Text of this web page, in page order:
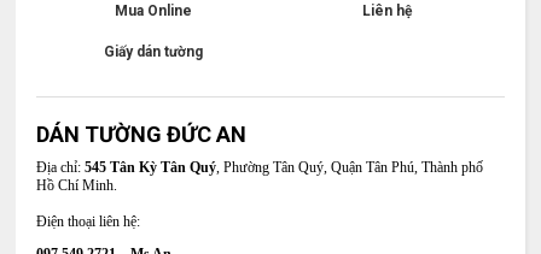
Mua Online Liên hệ
Giấy dán tường
DÁN TƯỜNG ĐỨC AN
Địa chỉ: 545 Tân Kỳ Tân Quý , Phường Tân Quý, Quận Tân Phú, Thành phố
Hồ Chí Minh.
Điện thoại liên hệ: